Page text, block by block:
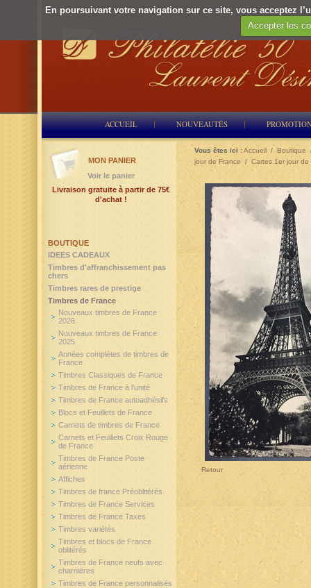
En poursuivant votre navigation sur ce site, vous acceptez
Accepter les
ACCUEIL NOUVEAUTÉS
Vous êtes ici :Accueil / Boutique
jour de France / Cartes 1er jour
Retour
BOUTIQUE
IDEES CADEAUX
Timbres d'affranchissement pas
chers
Timbres rares de prestige
Timbres de France
Nouveaux timbres de France
2026
Nouveaux timbres de France
2025
Années complètes de timbres de
France
Timbres Classiques de France
Timbres de France à l'unité
Timbres de France autoadhésifs
Blocs et Feuillets de France
Carnets de timbres de France
Carnets et Feuillets Croix Rouge
de France
Timbres de France Poste
aérienne
Affiches
Timbres de france Préoblitérés
Timbres de France Services
Timbres de France Taxes
Timbres variétés
Timbres et blocs de France
oblitérés
Timbres de France neufs avec
charnières
Timbres de France personnalisés
MON PANIER
Voir le panier
Livraison gratuite à partir de 75€
d'achat !